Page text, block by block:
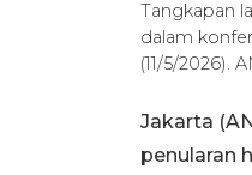
Tangkapan
dalam
(11/5/2026).
Jakarta
penularan